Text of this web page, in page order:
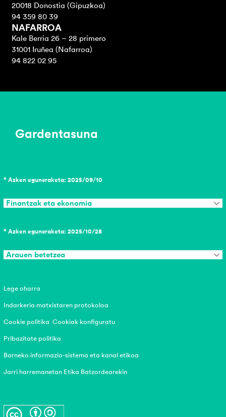
20018 Donostia (Gipuzkoa)
94 359 80 39
NAFARROA
Kale Berria 26 – 28 primero
31001 Iruñea (Nafarroa)
94 822 02 95
Gardentasuna
* Azken eguneraketa: 2025/09/10
Finantzak eta ekonomia
* Azken eguneraketa: 2025/10/28
Arauen betetzea
Lege oharra
Indarkeria matxistaren protokoloa
Cookie politika Cookiak konfiguratu
Pribazitate politika
Barneko informazio-sistema eta kanal etikoa
Jarri harremanetan Etika Batzordearekin